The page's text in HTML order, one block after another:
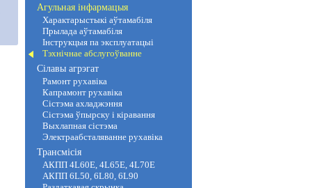
Агульная інфармацыя
Характарыстыкі аўтамабіля
Прылада аўтамабіля
Інструкцыя па эксплуатацыі
Тэхнічнае абслугоўванне
Сілавы агрэгат
Рамонт рухавіка
Капрамонт рухавіка
Сістэма ахладжэння
Сістэма ўпырску і кіравання
Выхлапная сістэма
Электраабсталяванне рухавіка
Трансмісія
АКПП 4L60E, 4L65E, 4L70E
АКПП 6L50, 6L80, 6L90